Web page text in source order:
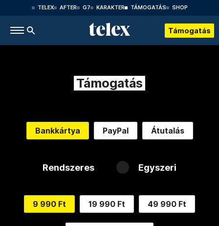
TELEX AFTER G7 KARAKTER TÁMOGATÁS SHOP
Támogatás
Támogatás
Bankkártya PayPal Átutalás
Rendszeres Egyszeri
9 990 Ft 19 990 Ft 49 990 Ft